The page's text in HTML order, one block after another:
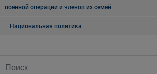
военной операции и членов их семей
Национальная политика